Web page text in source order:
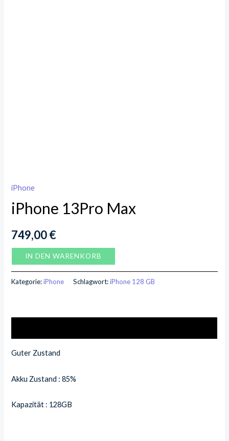
iPhone
iPhone 13Pro Max
749,00€
IN DEN WARENKORB
Kategorie:iPhone Schlagwort:iPhone 128 GB
Guter Zustand
Akku Zustand : 85%
Kapazität : 128GB